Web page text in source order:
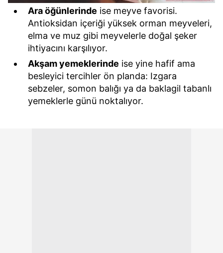
vasıtasıyla belirleyebilirsiniz. Çerezlere ilişkin detaylı bilgi
için Ayarlar butonuna tıklayabilir, Çerez Bilgilendirme
Metnimiziziyaret edebilirsiniz.
6698 sayılı Kişisel Verilerin Korunması Kanunu uyarınca
hazırlanmış Aydınlatma Metnimizi okumak ve sitemizde
ilgili mevzuata uygun olarak kullanılan çerezlerle ilgili bilgi
almak için lütfen tıklayınız.
Ara öğünlerinde ise meyve favorisi.
Antioksidan içeriği yüksek orman meyveleri,
elma ve muz gibi meyvelerle doğal şeker
ihtiyacını karşılıyor.
Akşam yemeklerinde ise yine hafif ama
besleyici tercihler ön planda: Izgara
sebzeler, somon balığı ya da baklagil tabanlı
yemeklerle günü noktalıyor.